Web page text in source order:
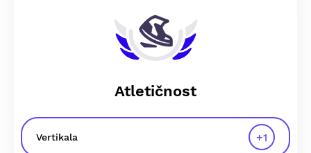
Atletičnost
Vertikala +1